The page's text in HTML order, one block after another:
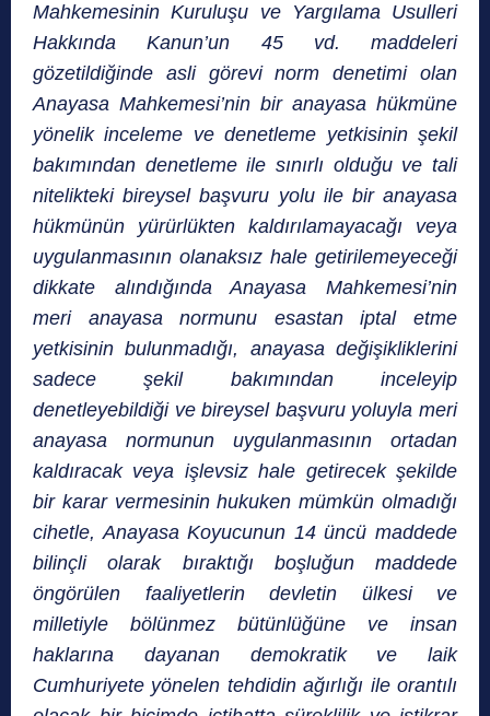
Mahkemesinin Kuruluşu ve Yargılama Usulleri
Hakkında Kanun’un 45 vd. maddeleri
gözetildiğinde asli görevi norm denetimi olan
Anayasa Mahkemesi’nin bir anayasa hükmüne
yönelik inceleme ve denetleme yetkisinin şekil
bakımından denetleme ile sınırlı olduğu ve tali
nitelikteki bireysel başvuru yolu ile bir anayasa
hükmünün yürürlükten kaldırılamayacağı veya
uygulanmasının olanaksız hale getirilemeyeceği
dikkate alındığında Anayasa Mahkemesi’nin
meri anayasa normunu esastan iptal etme
yetkisinin bulunmadığı, anayasa değişikliklerini
sadece şekil bakımından inceleyip
denetleyebildiği ve bireysel başvuru yoluyla meri
anayasa normunun uygulanmasının ortadan
kaldıracak veya işlevsiz hale getirecek şekilde
bir karar vermesinin hukuken mümkün olmadığı
cihetle, Anayasa Koyucunun 14 üncü maddede
bilinçli olarak bıraktığı boşluğun maddede
öngörülen faaliyetlerin devletin ülkesi ve
milletiyle bölünmez bütünlüğüne ve insan
haklarına dayanan demokratik ve laik
Cumhuriyete yönelen tehdidin ağırlığı ile orantılı